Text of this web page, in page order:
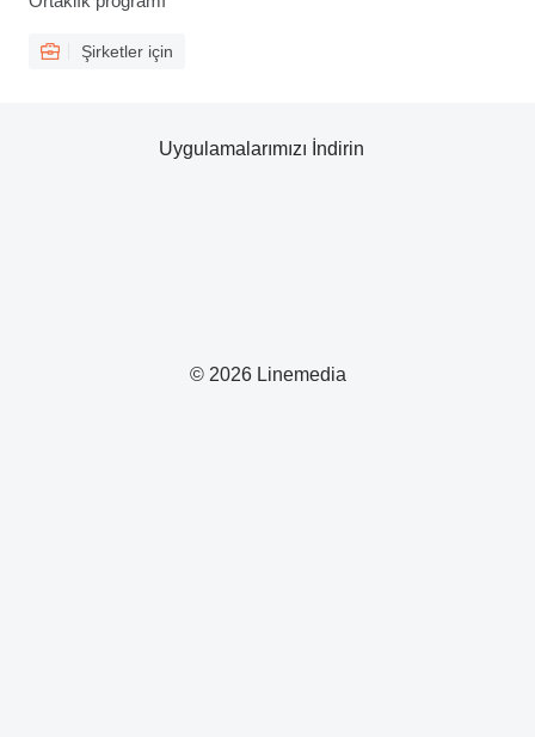
Şirketler için
© 2026 Linemedia
Uygulamalarımızı İndirin